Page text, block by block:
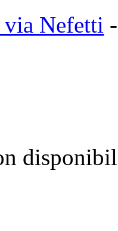
via Nefetti